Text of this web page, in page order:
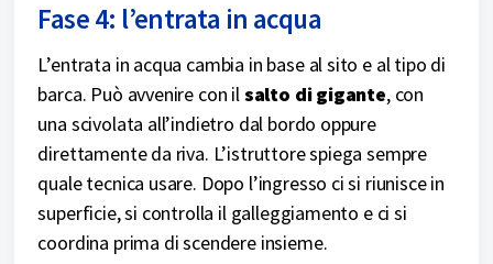
Fase 4: l’entrata in acqua
L’entrata in acqua cambia in base al sito e al tipo di
barca. Può avvenire con ilsalto di gigante, con
una scivolata all’indietro dal bordo oppure
direttamente da riva. L’istruttore spiega sempre
quale tecnica usare. Dopo l’ingresso ci si riunisce in
superficie, si controlla il galleggiamento e ci si
coordina prima di scendere insieme.